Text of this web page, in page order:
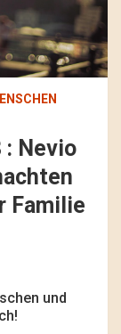
Nevio
Familie
und